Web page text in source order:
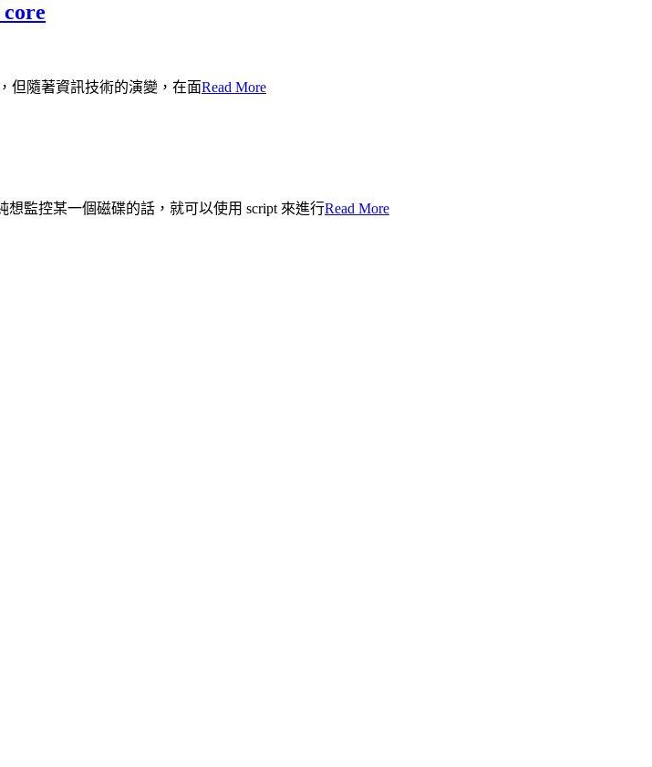
但隨著資訊技術的演變，在面Read More
想監控某一個磁碟的話，就可以使用 script 來進行Read More